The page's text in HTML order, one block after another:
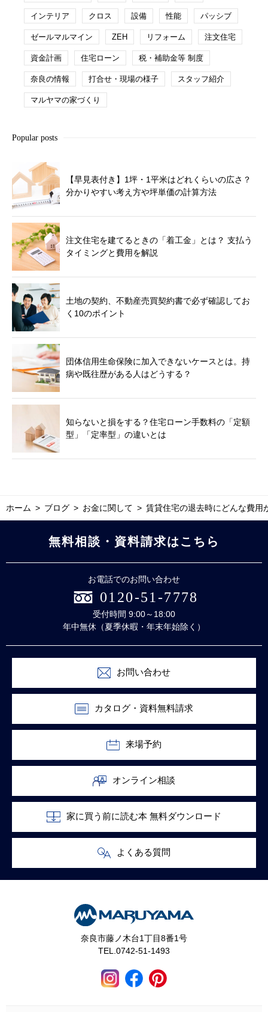
インテリア クロス 設備 性能 パッシブ
ゼールマルマイン ZEH リフォーム 注文住宅
資金計画 住宅ローン 税・補助金等 制度
奈良の情報 打合せ・現場の様子 スタッフ紹介
マルヤマの家づくり
Popular posts
【早見表付き】1坪・1平米はどれくらいの広さ？
分かりやすい考え方や坪単価の計算方法
注文住宅を建てるときの「着工金」とは？ 支払う
タイミングと費用を解説
土地の契約、不動産売買契約書で必ず確認してお
く10のポイント
団体信用生命保険に加入できないケースとは。持
病や既往歴がある人はどうする？
知らないと損をする？住宅ローン手数料の「定額
型」「定率型」の違いとは
ホーム ブログ お金に関して 賃貸住宅の退去時にどんな費用
無料相談・資料請求はこちら
お電話でのお問い合わせ
0120-51-7778
受付時間 9:00～18:00
年中無休（夏季休暇・年末年始除く）
お問い合わせ
カタログ・資料無料請求
来場予約
オンライン相談
家に買う前に読む本 無料ダウンロード
よくある質問
奈良市藤ノ木台1丁目8番1号
TEL.0742-51-1493